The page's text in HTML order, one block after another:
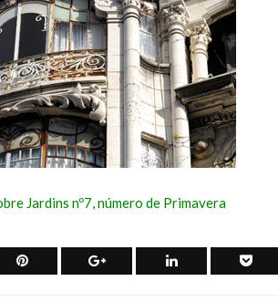
CONTINUE READING
Jardins nº7, número de Primavera